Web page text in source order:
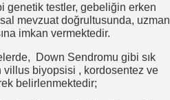
genetik testler, gebeliğin erken
mevzuat doğrultusunda, uzman
imkan vermektedir.
Down Sendromu gibi sık
biyopsisi , kordosentez ve
belirlenmektedir;